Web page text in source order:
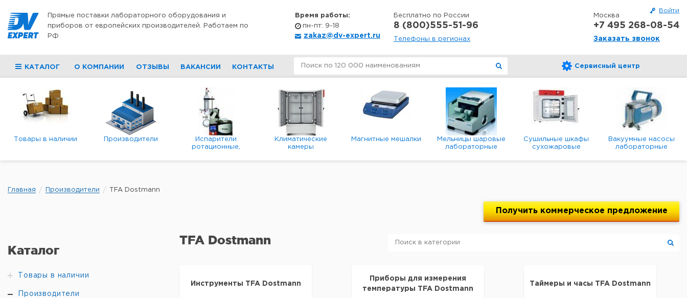
Войти
Прямые поставки лабораторного оборудования и
приборов от европейских производителей. Работаем по
РФ
Время работы:
пн-пт: 9-18
zakaz@dv-expert.ru
Бесплатно по России
8 (800)555-51-96
Телефоны в регионах
Москва
+7 495 268-08-54
Заказать звонок
КАТАЛОГ О КОМПАНИИ ОТЗЫВЫ ВАКАНСИИ КОНТАКТЫ Сервисный центр
Товары в наличии Производители
Испарители
ротационные,
вакуумные
Климатические
камеры
Магнитные мешалки
Мельницы шаровые
лабораторные
Сушильные шкафы
сухожаровые
Вакуумные насосы
лабораторные
мембранные
Главная Производители TFA Dostmann
Получить коммерческое предложение
Каталог
Товары в наличии
Производители
TFA Dostmann
Инструменты TFA Dostmann
Приборы для измерения
температуры TFA Dostmann
Таймеры и часы TFA Dostmann